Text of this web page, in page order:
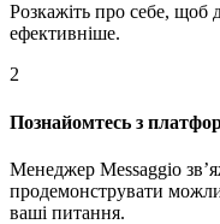
Розкажіть про себе, щоб
ефективніше.
2
Познайомтесь з
Менеджер Messaggio
продемонструвати
ваші питання.